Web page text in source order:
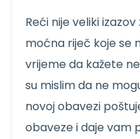
Reći nije veliki
moćna riječ koje se
vrijeme da kažete
su mislim da ne
novoj obavezi
obaveze i daje vam